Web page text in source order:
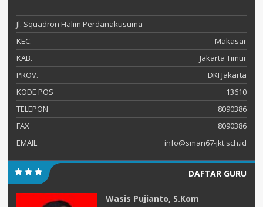
Jl. Squadron Halim Perdanakusuma
KEC.
Makasar
KAB.
Jakarta Timur
PROV.
DKI Jakarta
KODE POS
13610
TELEPON
8090386
FAX
8090386
EMAIL
info@sman67-jkt.sch.id
DAFTAR GURU
Wasis Pujianto, S.Kom